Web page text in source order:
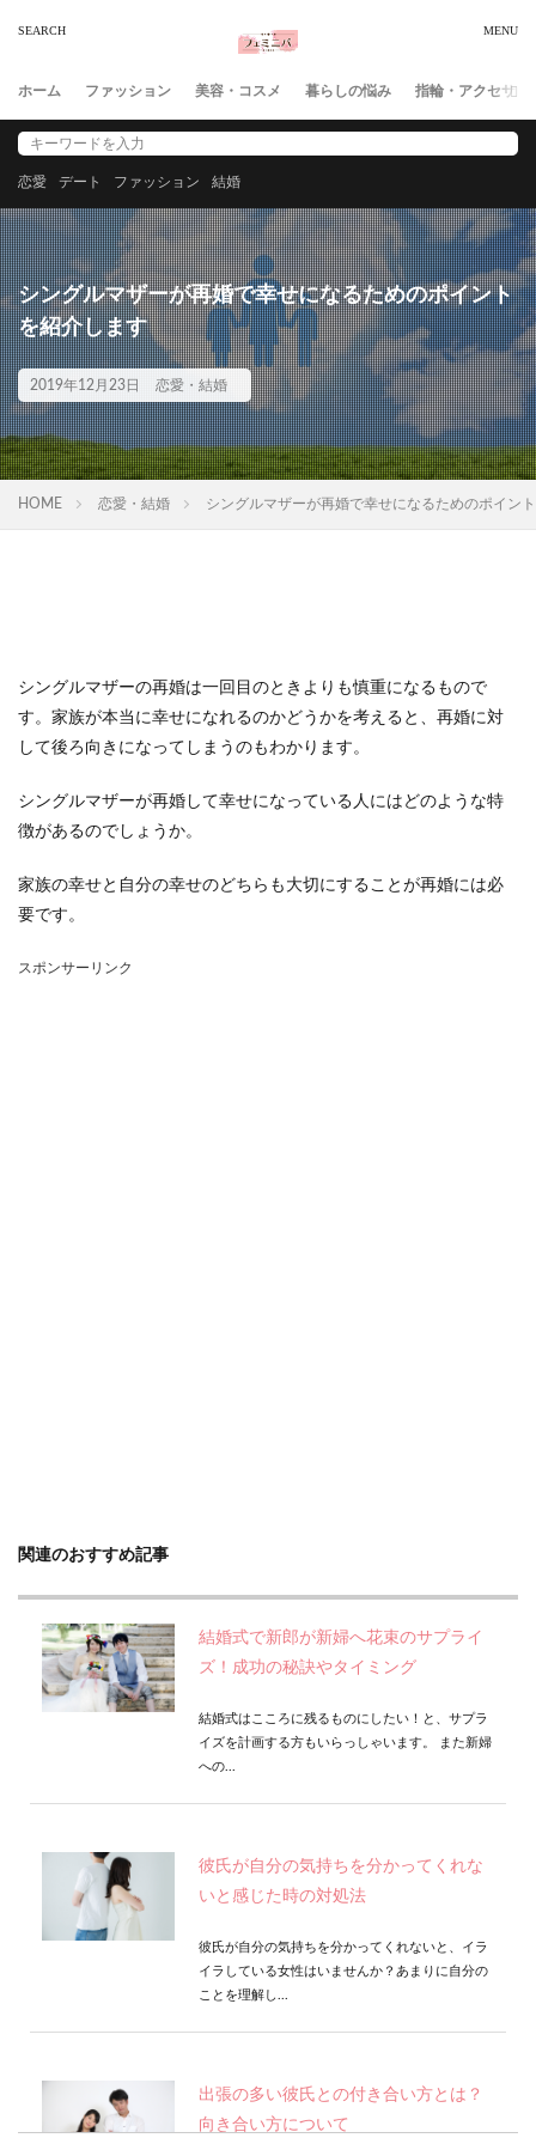
ホーム ファッション 美容・コスメ 暮らしの悩み 指輪・アクセサリ
恋愛 デート ファッション 結婚
シングルマザーが再婚で幸せになるためのポイント
を紹介します
2019年12月23日 恋愛・結婚
HOME 恋愛・結婚 シングルマザーが再婚で幸せになるためのポイン
シングルマザーの再婚は一回目のときよりも慎重になるもので
す。家族が本当に幸せになれるのかどうかを考えると、再婚に対
して後ろ向きになってしまうのもわかります。
シングルマザーが再婚して幸せになっている人にはどのような特
徴があるのでしょうか。
家族の幸せと自分の幸せのどちらも大切にすることが再婚には必
要です。
スポンサーリンク
関連のおすすめ記事
結婚式で新郎が新婦へ花束のサプライ
ズ！成功の秘訣やタイミング
結婚式はこころに残るものにしたい！と、サプラ
イズを計画する方もいらっしゃいます。 また新婦
への...
彼氏が自分の気持ちを分かってくれな
いと感じた時の対処法
彼氏が自分の気持ちを分かってくれないと、イラ
イラしている女性はいませんか？あまりに自分の
ことを理解し...
出張の多い彼氏との付き合い方とは？
向き合い方について